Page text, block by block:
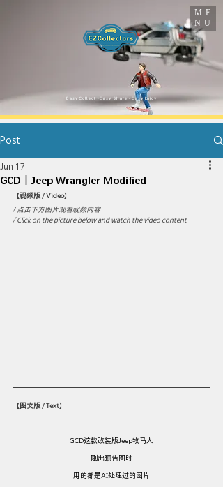
​Easy Collect · Easy Share · Easy Enjoy
ME
NU
Post
GCD｜Jeep Wrangler Modified
Jun 17
【视频版 / Video】
/ 点击下方图片观看视频内容
/ Click on the picture below and watch the video content
【 图文版 / Text】
GCD这款改装版Jeep牧马人
刚出预告图时
用的都是AI处理过的图片